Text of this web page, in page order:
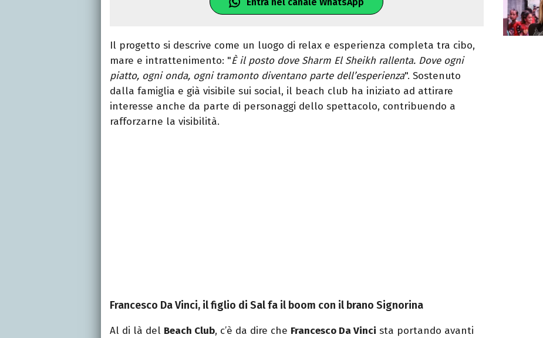
Il progetto si descrive come un luogo di relax e esperienza completa tra cibo,
mare e intrattenimento: "È il posto dove Sharm El Sheikh rallenta. Dove ogni
piatto, ogni onda, ogni tramonto diventano parte dell’esperienza". Sostenuto
dalla famiglia e già visibile sui social, il beach club ha iniziato ad attirare
interesse anche da parte di personaggi dello spettacolo, contribuendo a
rafforzarne la visibilità.
Francesco Da Vinci, il figlio di Sal fa il boom con il brano Signorina
Al di là del Beach Club, c’è da dire che Francesco Da Vinci sta portando avanti